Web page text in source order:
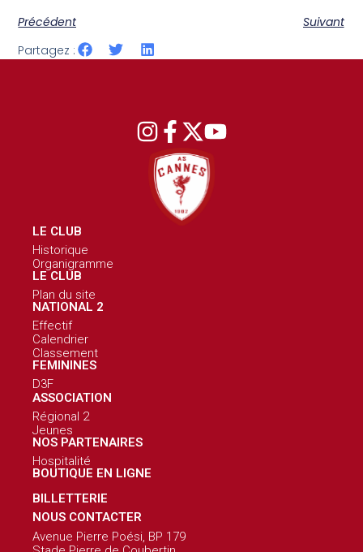
Précédent
Suivant
Partagez :
LE CLUB
Historique
Organigramme
LE CLUB
Plan du site
NATIONAL 2
Effectif
Calendrier
Classement
FEMININES
D3F
ASSOCIATION
Régional 2
Jeunes
NOS PARTENAIRES
Hospitalité
BOUTIQUE EN LIGNE
BILLETTERIE
NOUS CONTACTER
Avenue Pierre Poési, BP 179